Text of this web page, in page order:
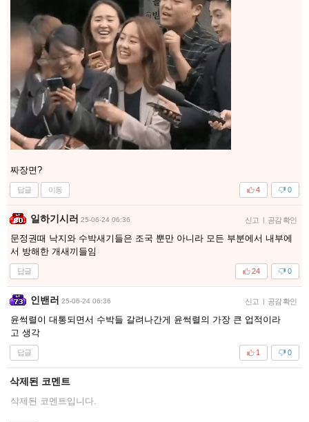
짜장면?
답글 이동 0
4
일하기시러 25-06-24 06:36 신고 | 공감 확인
문정권때 낙지와 수박새기들은 조국 뿐만 아니라 모든 부분에서 내부에
서 방해한 개새끼들임
답글 0
24
인밴러 25-06-24 06:36 신고 | 공감 확인
윤썩렬이 대통되면서 수박들 갈려나간게 윤썩렬의 가장 큰 업적이라
고 생각
답글 0
1
삭제된 코멘트
삭제된 코멘트입니다.